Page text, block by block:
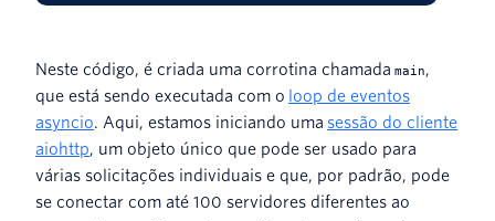
Neste código, é criada uma corrotina chamada main,
que está sendo executada com o loop de eventos
asyncio. Aqui, estamos iniciando uma sessão do cliente
aiohttp, um objeto único que pode ser usado para
várias solicitações individuais e que, por padrão, pode
se conectar com até 100 servidores diferentes ao